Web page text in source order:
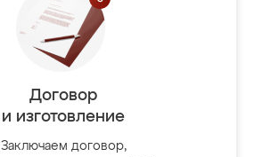
Договор
и изготовление
Заключаем договор,